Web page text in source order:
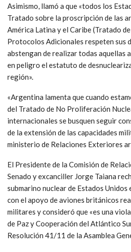
Asimismo, llamó a que «todos los
Tratado sobre la proscripción de las
América Latina y el Caribe (Tratado
Protocolos Adicionales respeten sus
abstengan de realizar todas aquellas
en peligro el estatuto de
región».
«Argentina lamenta que cuando
del Tratado de No Proliferación
internacionales se busquen seguir
de la extensión de las capacidades
ministerio de Relaciones Exteriores
El Presidente de la Comisión de
Senado y excanciller Jorge Taiana
submarino nuclear de Estados Unidos
con el apoyo de aviones británicos
militares y consideró que «es una
de Paz y Cooperación del Atlántico
Resolución 41/11 de la Asamblea